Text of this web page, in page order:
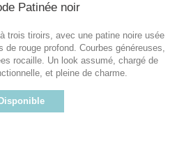
Patinée noir
trois tiroirs, avec une patine noire usée
de rouge profond. Courbes généreuses,
rocaille. Un look assumé, chargé de
et pleine de charme.
Disponible